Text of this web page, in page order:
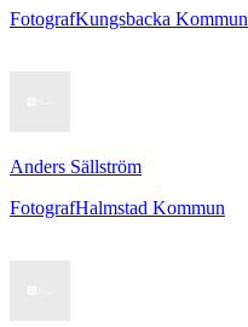
FotografKungsbacka Kommun
Anders Sällström
FotografHalmstad Kommun